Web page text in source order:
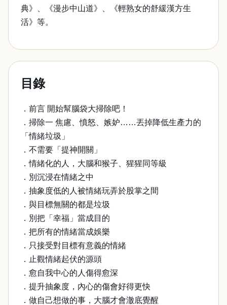
典》、《漫步中山道》、《輕熟女的舒緩漢方生
活》等。
目錄
．前言 開始幫腦袋大掃除吧！
．掃除一 焦慮、憤怒、嫉妒……丟掉降低生產力的
「情緒垃圾」
．不需要「提神開關」
．情緒化的人，大腦和猴子、猩猩同等級
．別沉浸在情緒之中
．抽象度低的人被情緒玩弄於股掌之間
．與目標無關的都是垃圾
．別把「幸福」當成目的
．把所有的情緒當成娛樂
．只接受對目標有意義的情緒
．止觀情緒起伏的源頭
．愈自我中心的人傷得愈深
．提升抽象度，內心的傷會好得更快
．做自己想做的事，大腦才會澈底覺醒